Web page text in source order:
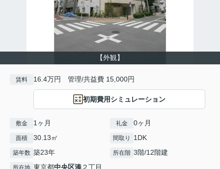
【外観】
賃料 16.4万円 管理/共益費 15,000円
初期費用シミュレーション
敷金 1ヶ月 礼金 0ヶ月
面積 30.13㎡ 間取り 1DK
築年数 築23年 所在階 3階/12階建
東京都中央区湊２丁目